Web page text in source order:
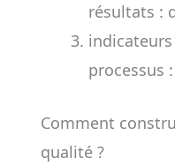
résultats :
processus
Comment
qualité ?